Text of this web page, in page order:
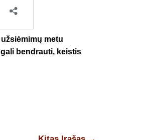
metu
bendrauti, keistis